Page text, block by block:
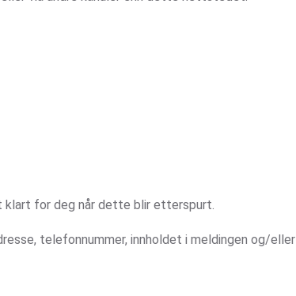
klart for deg når dette blir etterspurt.
telefonnummer, innholdet i meldingen og/eller